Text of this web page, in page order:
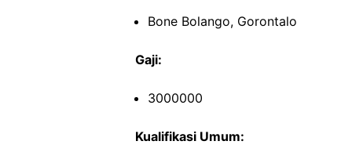
Bone Bolango, Gorontalo
Gaji:
3000000
Kualifikasi Umum: